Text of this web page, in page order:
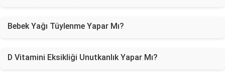
Bebek Yağı Tüylenme Yapar Mı?
D Vitamini Eksikliği Unutkanlık Yapar Mı?